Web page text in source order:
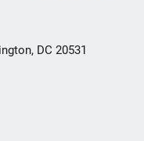
DC 20531